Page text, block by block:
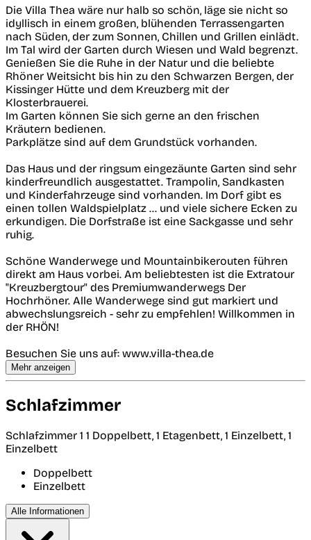
Die Villa Thea wäre nur halb so schön, läge sie nicht so
idyllisch in einem großen, blühenden Terrassengarten
nach Süden, der zum Sonnen, Chillen und Grillen einlädt.
Im Tal wird der Garten durch Wiesen und Wald begrenzt.
Genießen Sie die Ruhe in der Natur und die beliebte
Rhöner Weitsicht bis hin zu den Schwarzen Bergen, der
Kissinger Hütte und dem Kreuzberg mit der
Klosterbrauerei.
Im Garten können Sie sich gerne an den frischen
Kräutern bedienen.
Parkplätze sind auf dem Grundstück vorhanden.
Das Haus und der ringsum eingezäunte Garten sind sehr
kinderfreundlich ausgestattet. Trampolin, Sandkasten
und Kinderfahrzeuge sind vorhanden. Im Dorf gibt es
einen tollen Waldspielplatz ... und viele sichere Ecken zu
erkundigen. Die Dorfstraße ist eine Sackgasse und sehr
ruhig.
Schöne Wanderwege und Mountainbikerouten führen
direkt am Haus vorbei. Am beliebtesten ist die Extratour
"Kreuzbergtour" des Premiumwanderwegs Der
Hochrhöner. Alle Wanderwege sind gut markiert und
abwechslungsreich - sehr zu empfehlen! Willkommen in
der RHÖN!
Besuchen Sie uns auf: www.villa-thea.de
Mehr anzeigen
Schlafzimmer
Schlafzimmer 1 1 Doppelbett, 1 Etagenbett, 1 Einzelbett, 1
Einzelbett
Doppelbett
Einzelbett
Alle Informationen